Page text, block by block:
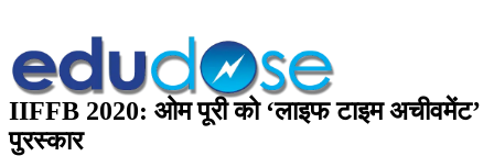
IIFFB 2020: ओम पूरी को ‘लाइफ टाइम अचीवमेंट’
पुरस्कार